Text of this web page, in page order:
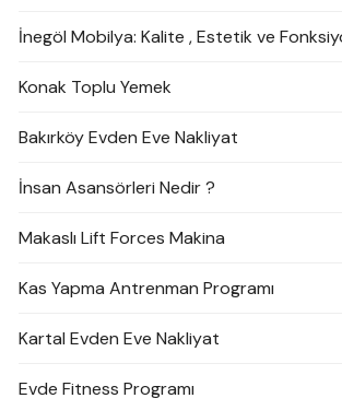
İnegöl Mobilya: Kalite , Estetik ve
Konak Toplu Yemek
Bakırköy Evden Eve Nakliyat
İnsan Asansörleri Nedir ?
Makaslı Lift Forces Makina
Kas Yapma Antrenman Programı
Kartal Evden Eve Nakliyat
Evde Fitness Programı